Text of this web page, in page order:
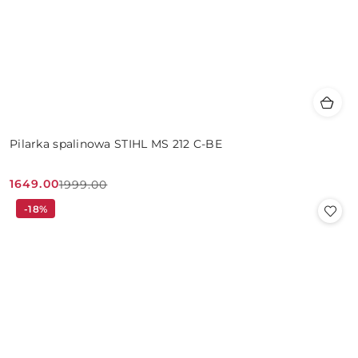
Pilarka spalinowa STIHL MS 212 C-BE
Cena
promocyjna:
1649.00
Cena
przed
1999.00
-18%